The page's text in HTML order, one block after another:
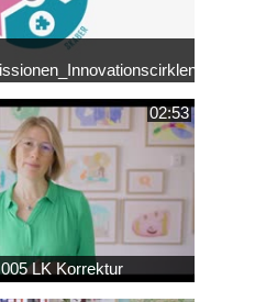
02:53
LK Korrektur